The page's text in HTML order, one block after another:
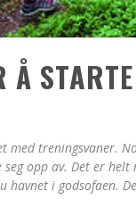
treningsvaner.
opp av. Det er
i godsofaen.